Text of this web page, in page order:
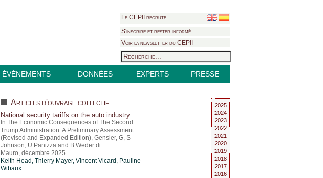
Le CEPII recrute
S'inscrire et rester informé
Voir la newsletter du CEPII
ÉVÉNEMENTS DONNÉES EXPERTS PRESSE
Articles d'ouvrage collectif
National security tariffs on the auto industry
In The Economic Consequences of The Second
Trump Administration: A Preliminary Assessment
(Revised and Expanded Edition), Gensler, G, S
Johnson, U Panizza and B Weder di
Mauro, décembre 2025
Keith Head, Thierry Mayer, Vincent Vicard , Pauline
Wibaux
2025
2024
2023
2022
2021
2020
2019
2018
2017
2016